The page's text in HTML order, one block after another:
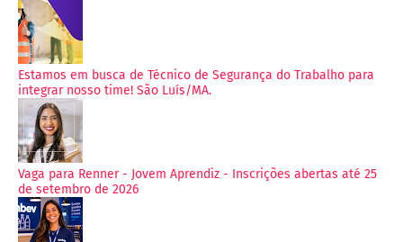
Estamos em busca de Técnico de Segurança do Trabalho para
integrar nosso time! São Luís/MA.
Vaga para Renner - Jovem Aprendiz - Inscrições abertas até 25
de setembro de 2026